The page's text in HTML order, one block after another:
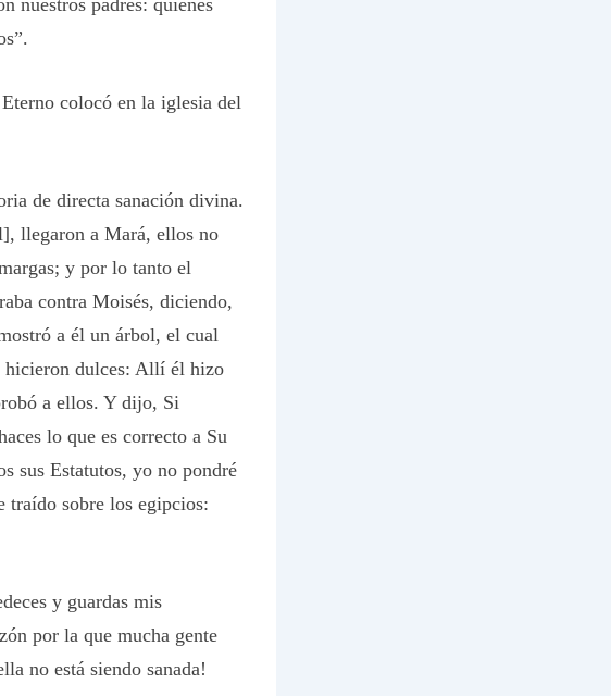
nuestros padres: quienes
colocó en la iglesia del
de directa sanación divina.
llegaron a Mará, ellos no
y por lo tanto el
contra Moisés, diciendo,
a él un árbol, el cual
hicieron dulces: Allí él hizo
a ellos. Y dijo, Si
lo que es correcto a Su
sus Estatutos, yo no pondré
traído sobre los egipcios:
y guardas mis
por la que mucha gente
no está siendo sanada!